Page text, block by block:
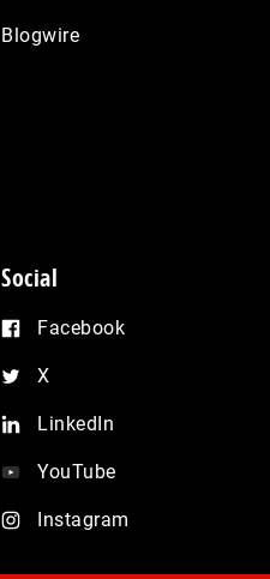
Blogwire
Social
Facebook
X
LinkedIn
YouTube
Instagram